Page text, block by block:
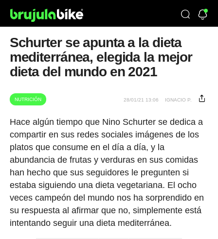
Schurter se apunta a la dieta
mediterránea, elegida la mejor
dieta del mundo en 2021
NUTRICIÓN 28/01/21 13:06 IGNACIO P.
Hace algún tiempo que Nino Schurter se dedica a
compartir en sus redes sociales imágenes de los
platos que consume en el día a día, y la
abundancia de frutas y verduras en sus comidas
han hecho que sus seguidores le pregunten si
estaba siguiendo una dieta vegetariana. El ocho
veces campeón del mundo nos ha sorprendido en
su respuesta al afirmar que no, simplemente está
intentando seguir una dieta mediterránea.